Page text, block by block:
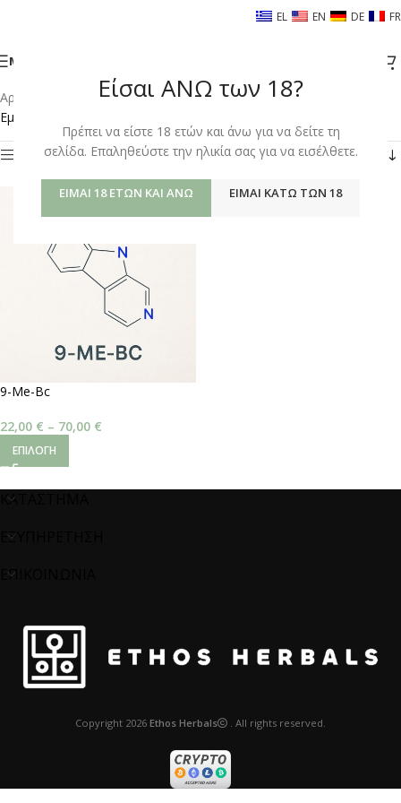
Είσαι ΑΝΩ των 18?
Πρέπει να είστε 18 ετών και άνω για να δείτε τη
σελίδα. Επαληθεύστε την ηλικία σας για να εισέλθετε.
ΕΊΜΑΙ 18 ΕΤΏΝ ΚΑΙ ΆΝΩ ΕΊΜΑΙ ΚΆΤΩ ΤΩΝ 18
EL EN DE FR
ΜΕΝΟΎ
Αρχική σελίδα Shop/Προϊόντα με ετικέτα “9-ME-BC”
Εμφάνιση του μοναδικού αποτελέσματος
Φίλτρα
9-Me-Bc
22,00 € – 70,00 €
ΕΠΙΛΟΓΉ
ΚΑΤΑΣΤΗΜΑ
ΕΞΥΠΗΡΕΤΗΣΗ
ΕΠΙΚΟΙΝΩΝΙΑ
Copyright 2026 Ethos Herbals . All rights reserved.